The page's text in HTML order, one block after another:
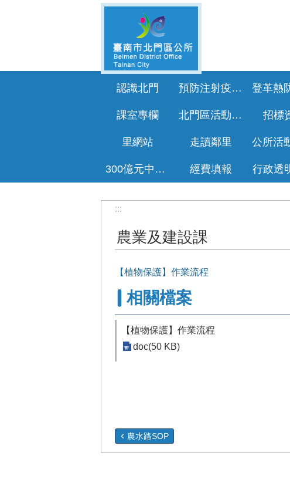
認識北門 預防注射疫苗接種專區
課室專欄 北門區活動花絮 招標
里網站 走讀鄰里
300億元中央擴大租金補貼專區 經費填報 行政透
:::
農業及建設課
【植物保護】作業流程
相關檔案
【植物保護】作業流程
doc(50 KB)
農水路SOP